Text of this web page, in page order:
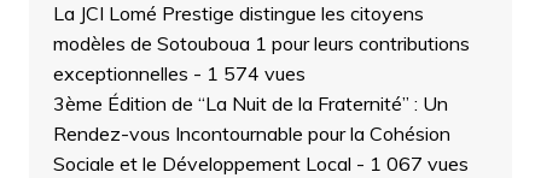
La JCI Lomé Prestige distingue les citoyens
modèles de Sotouboua 1 pour leurs contributions
exceptionnelles - 1 574 vues
3ème Édition de “La Nuit de la Fraternité” : Un
Rendez-vous Incontournable pour la Cohésion
Sociale et le Développement Local - 1 067 vues